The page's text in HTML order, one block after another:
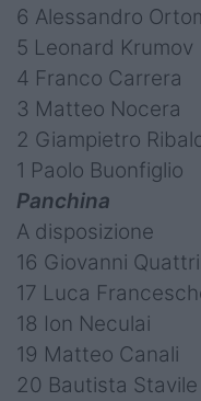
6 Alessandro
5 Leonard Krumov
4 Franco Carrera
3 Matteo Nocera
2 Giampietro
1 Paolo Buonfiglio
Panchina
A disposizione
16 Giovanni
17 Luca
18 Ion Neculai
19 Matteo Canali
20 Bautista Stavile